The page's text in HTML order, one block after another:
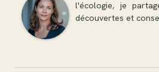
l'écologie, je
découvertes et